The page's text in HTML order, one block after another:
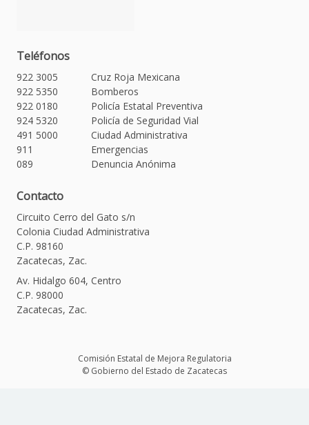
Teléfonos
922 3005
Cruz Roja Mexicana
922 5350
Bomberos
922 0180
Policía Estatal Preventiva
924 5320
Policía de Seguridad Vial
491 5000
Ciudad Administrativa
911
Emergencias
089
Denuncia Anónima
Contacto
Circuito Cerro del Gato s/n
Colonia Ciudad Administrativa
C.P. 98160
Zacatecas, Zac.
Av. Hidalgo 604, Centro
C.P. 98000
Zacatecas, Zac.
Comisión Estatal de Mejora Regulatoria
© Gobierno del Estado de Zacatecas